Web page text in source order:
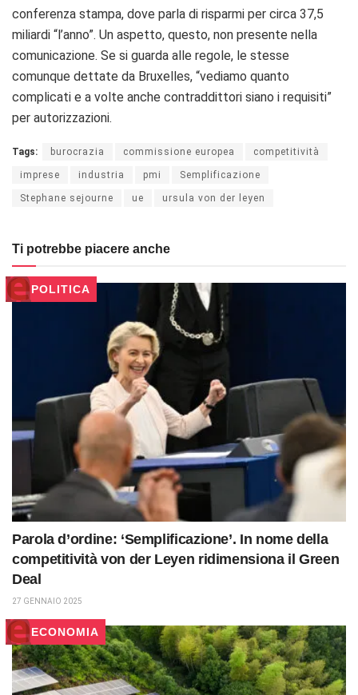
conferenza stampa, dove parla di risparmi per circa 37,5
miliardi “l’anno”. Un aspetto, questo, non presente nella
comunicazione. Se si guarda alle regole, le stesse
comunque dettate da Bruxelles, “vediamo quanto
complicati e a volte anche contraddittori siano i requisiti”
per autorizzazioni.
Tags: burocrazia commissione europea competitività
imprese industria pmi Semplificazione
Stephane sejourne ue ursula von der leyen
Ti potrebbe piacere anche
POLITICA
Parola d’ordine: ‘Semplificazione’. In nome della
competitività von der Leyen ridimensiona il Green
Deal
27 GENNAIO 2025
ECONOMIA